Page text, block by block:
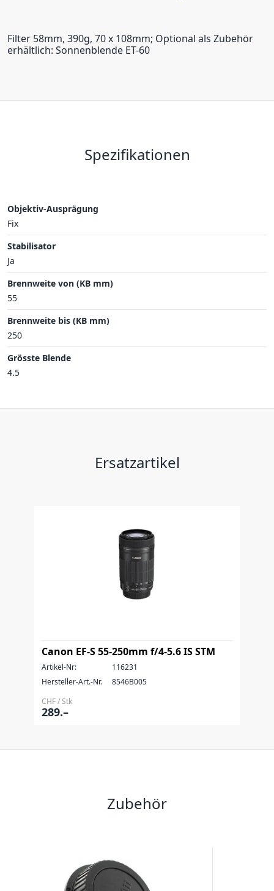
Filter 58mm, 390g, 70 x 108mm; Optional als Zubehör
erhältlich: Sonnenblende ET-60
Spezifikationen
Objektiv-Ausprägung
Fix
Stabilisator
Ja
Brennweite von (KB mm)
55
Brennweite bis (KB mm)
250
Grösste Blende
4.5
Ersatzartikel
Canon EF-S 55-250mm f/4-5.6 IS STM
Artikel-Nr:
116231
Hersteller-Art.-Nr.
8546B005
CHF / Stk
289.–
Zubehör